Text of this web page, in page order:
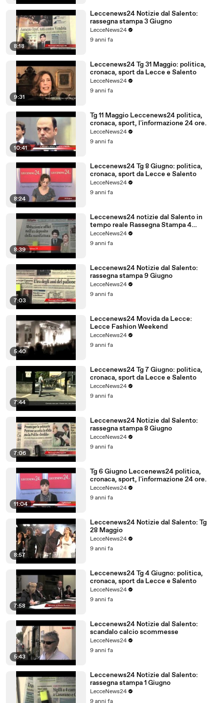
8:18
Leccenews24 Notizie dal Salento:
rassegna stampa 3 Giugno
LecceNews24
9 anni fa
9:31
Leccenews24 Tg 31 Maggio: politica,
cronaca, sport da Lecce e Salento
LecceNews24
9 anni fa
10:41
Tg 11 Maggio Leccenews24 politica,
cronaca, sport, l'informazione 24 ore.
LecceNews24
9 anni fa
8:24
Leccenews24 Tg 8 Giugno: politica,
cronaca, sport da Lecce e Salento
LecceNews24
9 anni fa
8:39
Leccenews24 notizie dal Salento in
tempo reale Rassegna Stampa 4
Giugno
LecceNews24
9 anni fa
7:03
Leccenews24 Notizie dal Salento:
rassegna stampa 9 Giugno
LecceNews24
9 anni fa
5:40
Leccenews24 Movida da Lecce:
Lecce Fashion Weekend
LecceNews24
9 anni fa
7:44
Leccenews24 Tg 7 Giugno: politica,
cronaca, sport da Lecce e Salento
LecceNews24
9 anni fa
7:06
Leccenews24 Notizie dal Salento:
rassegna stampa 8 Giugno
LecceNews24
9 anni fa
11:04
Tg 6 Giugno Leccenews24 politica,
cronaca, sport, l'informazione 24 ore.
LecceNews24
9 anni fa
8:57
Leccenews24 Notizie dal Salento: Tg
28 Maggio
LecceNews24
9 anni fa
7:58
Leccenews24 Tg 4 Giugno: politica,
cronaca, sport da Lecce e Salento
LecceNews24
9 anni fa
5:43
Leccenews24 Notizie dal Salento:
scandalo calcio scommesse
LecceNews24
9 anni fa
Leccenews24 Notizie dal Salento:
rassegna stampa 1 Giugno
LecceNews24